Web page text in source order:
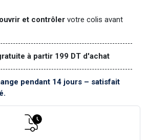
ouvrir et contrôler votre colis avant
à partir 199 DT d'achat
pendant 14 jours – satisfait